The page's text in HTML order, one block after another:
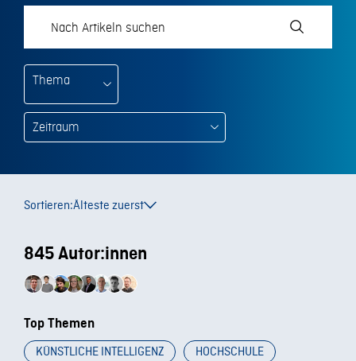
Thema
Sortieren:Älteste zuerst
845 Autor:innen
Top Themen
KÜNSTLICHE INTELLIGENZ
HOCHSCHULE